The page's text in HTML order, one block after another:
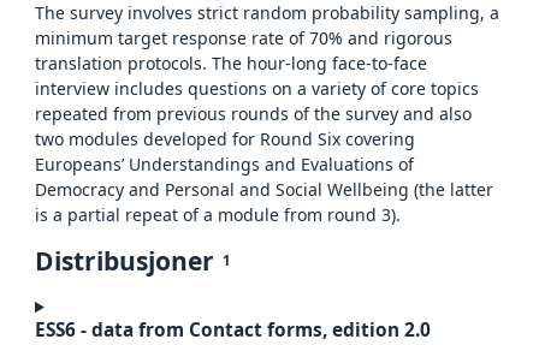
The survey involves strict random probability sampling, a
minimum target response rate of 70% and rigorous
translation protocols. The hour-long face-to-face
interview includes questions on a variety of core topics
repeated from previous rounds of the survey and also
two modules developed for Round Six covering
Europeans’ Understandings and Evaluations of
Democracy and Personal and Social Wellbeing (the latter
is a partial repeat of a module from round 3).
Distribusjoner 1
ESS6 - data from Contact forms, edition 2.0